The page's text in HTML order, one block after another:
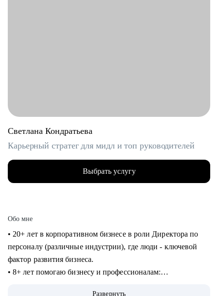
Светлана Кондратьева
Карьерный стратег для мидл и топ руководителей
Выбрать услугу
Обо мне
• 20+ лет в корпоративном бизнесе в роли Директора по
персоналу (различные индустрии), где люди - ключевой
фактор развития бизнеса.
• 8+ лет помогаю бизнесу и профессионалам:
Развернуть